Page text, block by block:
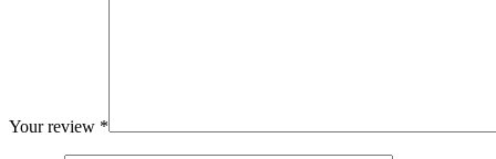
Your review *